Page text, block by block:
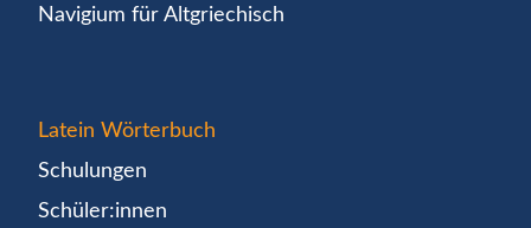
Navigium für Altgriechisch
Latein Wörterbuch
Schulungen
Schüler:innen